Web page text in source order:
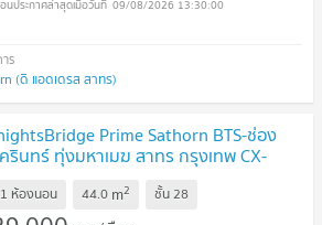
09/08/2026 13:30:00
(ดิ แอดเดรส สาทร)
Prime Sathorn BTS-ช่อง
นทร์ ทุ่งมหาเมฆ สาทร กรุงเทพ CX-
ตอบทันที ทีมงานมืออาชีพ
1 ห้องนอน 44.0 m2 ชั้น28